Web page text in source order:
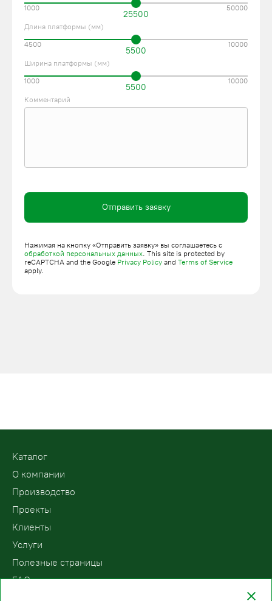
25500
1000 50000
Длина платформы (мм)
5500
4500 10000
Ширина платформы (мм)
5500
1000 10000
Комментарий
Отправить заявку
Нажимая на кнопку «Отправить заявку» вы соглашаетесь с
обработкой персональных данных. This site is protected by
reCAPTCHA and the Google Privacy Policy and Terms of Service
apply.
Kаталог
О компании
Производство
Проекты
Клиенты
Услуги
Полезные страницы
FAQ